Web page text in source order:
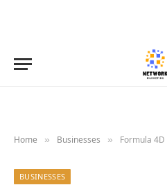
Home » Businesses » Formula 4D to Build a
BUSINESSES